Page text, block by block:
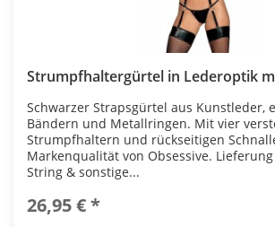
Strumpfhaltergürtel in Lederoptik
Schwarzer Strapsgürtel aus Kunstleder,
Bändern und Metallringen. Mit vier
Strumpfhaltern und rückseitigen
Markenqualität von Obsessive.
String & sonstige...
26,95 € *